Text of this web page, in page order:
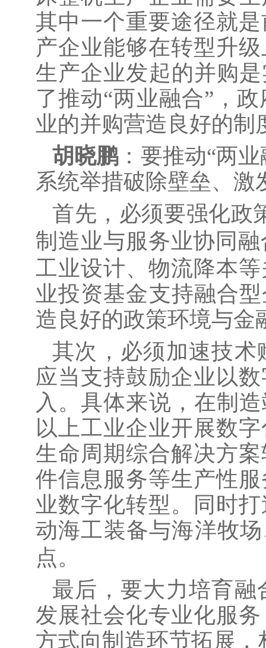
其中一个重要途径就
产企业能够在转型升
生产企业发起的并购
了推动“两业融合”，
业的并购营造良好的制
胡晓鹏：要推动“两
系统举措破除壁垒、激
首先，必须要强化政
制造业与服务业协同
工业设计、物流降本
业投资基金支持融合
造良好的政策环境与金
其次，必须加速技
应当支持鼓励企业以
入。具体来说，在制
以上工业企业开展数
生命周期综合解决方
件信息服务等生产性
业数字化转型。同时
动海工装备与海洋牧
点。
最后，要大力培育
发展社会化专业化服
方式向制造环节拓展，